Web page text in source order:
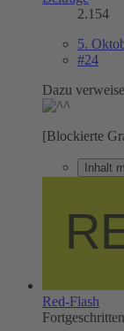
2.154
5.
#24
Dazu
[Blockierte
Inhalt
Red-Flash